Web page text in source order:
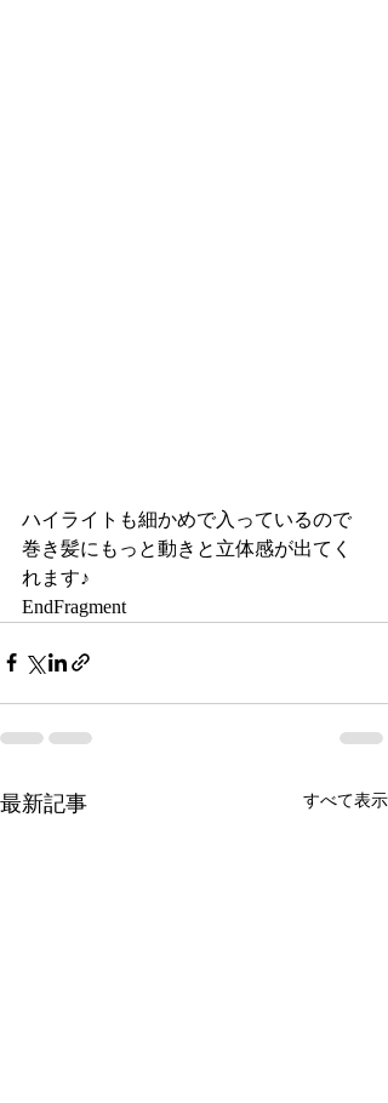
ハイライトも細かめで入っているので
巻き髪にもっと動きと立体感が出てく
れます♪
EndFragment
最新記事 すべて表示